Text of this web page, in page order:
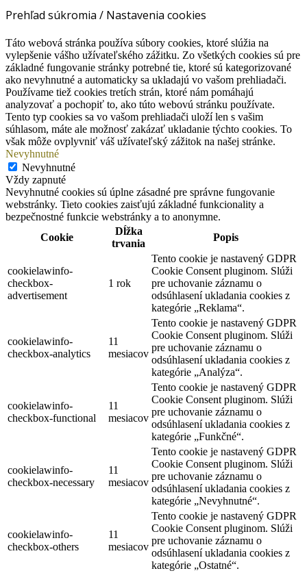
Prehľad súkromia / Nastavenia cookies
Táto webová stránka používa súbory cookies, ktoré slúžia na
vylepšenie vášho užívateľského zážitku. Zo všetkých cookies sú pre
základné fungovanie stránky potrebné tie, ktoré sú kategorizované
ako nevyhnutné a automaticky sa ukladajú vo vašom prehliadači.
Používame tiež cookies tretích strán, ktoré nám pomáhajú
analyzovať a pochopiť to, ako túto webovú stránku používate.
Tento typ cookies sa vo vašom prehliadači uloží len s vašim
súhlasom, máte ale možnosť zakázať ukladanie týchto cookies. To
však môže ovplyvniť váš užívateľský zážitok na našej stránke.
Nevyhnutné
Nevyhnutné
Vždy zapnuté
Nevyhnutné cookies sú úplne zásadné pre správne fungovanie
webstránky. Tieto cookies zaisťujú základné funkcionality a
bezpečnostné funkcie webstránky a to anonymne.
Cookie
Dĺžka
trvania
Popis
cookielawinfo-
checkbox-
advertisement
1 rok
Tento cookie je nastavený GDPR
Cookie Consent pluginom. Slúži
pre uchovanie záznamu o
odsúhlasení ukladania cookies z
kategórie „Reklama“.
cookielawinfo-
checkbox-analytics
11
mesiacov
Tento cookie je nastavený GDPR
Cookie Consent pluginom. Slúži
pre uchovanie záznamu o
odsúhlasení ukladania cookies z
kategórie „Analýza“.
cookielawinfo-
checkbox-functional
11
mesiacov
Tento cookie je nastavený GDPR
Cookie Consent pluginom. Slúži
pre uchovanie záznamu o
odsúhlasení ukladania cookies z
kategórie „Funkčné“.
cookielawinfo-
checkbox-necessary
11
mesiacov
Tento cookie je nastavený GDPR
Cookie Consent pluginom. Slúži
pre uchovanie záznamu o
odsúhlasení ukladania cookies z
kategórie „Nevyhnutné“.
cookielawinfo-
checkbox-others
11
mesiacov
Tento cookie je nastavený GDPR
Cookie Consent pluginom. Slúži
pre uchovanie záznamu o
odsúhlasení ukladania cookies z
kategórie „Ostatné“.